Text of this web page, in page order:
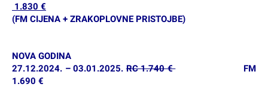
1.830 €
(FM CIJENA + ZRAKOPLOVNE PRISTOJBE)
NOVA GODINA
27.12.2024. – 03.01.2025.RC 1.740 €FM
1.690 €